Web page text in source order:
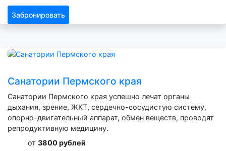
Забронировать
Санатории Пермского края
Санатории Пермского края успешно лечат органы
дыхания, зрение, ЖКТ, сердечно-сосудистую систему,
опорно-двигательный аппарат, обмен веществ, проводят
репродуктивную медицину.
от 3800 рублей